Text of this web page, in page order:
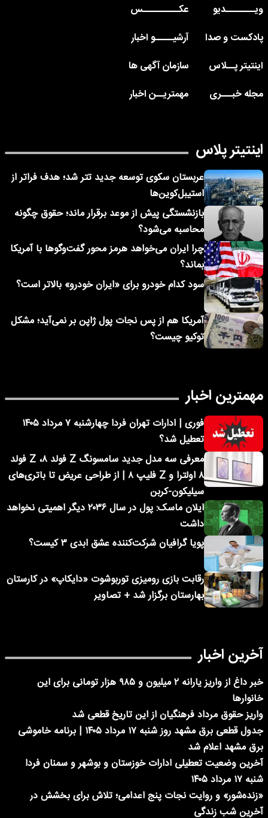
ویــــــــدیو
عکــــــــــس
پادکست و صدا
آرشیـــــو اخبار
اینتیتر پــلاس
سازمان آگهی ها
مجله خبـــری
مهمتریــن اخبار
اینتیتر پلاس
عربستان سکوی توسعه جدید تتر شد؛ هدف فراتر از
استیبل‌کوین‌ها
بازنشستگی پیش از موعد برقرار ماند؛ حقوق چگونه
محاسبه می‌شود؟
چرا ایران می‌خواهد هرمز محور گفت‌وگوها با آمریکا
بماند؟
سود کدام خودرو برای «ایران خودرو» بالاتر است؟
آمریکا هم از پس نجات پول ژاپن بر نمی‌آید؛ مشکل
توکیو چیست؟
مهمترین اخبار
فوری | ادارات تهران فردا چهارشنبه ۷ مرداد ۱۴۰۵
تعطیل شد؟
معرفی سه مدل جدید سامسونگ Z فولد ۸، Z فولد
۸ اولترا و Z فلیپ ۸ | از طراحی عریض تا باتری‌های
سیلیکون-کربن
ایلان ماسک: پول در سال ۲۰۳۶ دیگر اهمیتی نخواهد
داشت
پویا گرافیان شرکت‌کننده عشق ابدی ۳ کیست؟
رقابت بازی رومیزی توربوشوت «دایکاپ» در کارستان
بهارستان برگزار شد + تصاویر
آخرین اخبار
خبر داغ از واریز یارانه ۲ میلیون و ۹۸۵ هزار تومانی برای این
خانوارها
واریز حقوق مرداد فرهنگیان از این تاریخ قطعی شد
جدول قطعی برق مشهد روز شنبه ۱۷ مرداد ۱۴۰۵ | برنامه خاموشی
برق مشهد اعلام شد
آخرین وضعیت تعطیلی ادارات خوزستان و بوشهر و سمنان فردا
شنبه ۱۷ مرداد ۱۴۰۵
«زنده‌شور» و روایت نجات پنج اعدامی؛ تلاش برای بخشش در
آخرین شب زندگی